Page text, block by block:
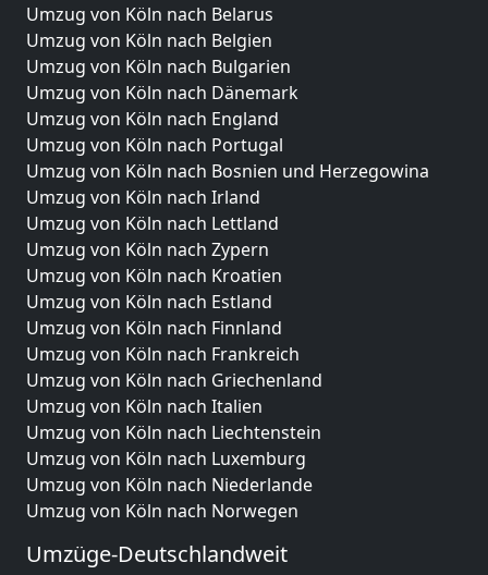
Umzug von Köln nach Belarus
Umzug von Köln nach Belgien
Umzug von Köln nach Bulgarien
Umzug von Köln nach Dänemark
Umzug von Köln nach England
Umzug von Köln nach Portugal
Umzug von Köln nach Bosnien und Herzegowina
Umzug von Köln nach Irland
Umzug von Köln nach Lettland
Umzug von Köln nach Zypern
Umzug von Köln nach Kroatien
Umzug von Köln nach Estland
Umzug von Köln nach Finnland
Umzug von Köln nach Frankreich
Umzug von Köln nach Griechenland
Umzug von Köln nach Italien
Umzug von Köln nach Liechtenstein
Umzug von Köln nach Luxemburg
Umzug von Köln nach Niederlande
Umzug von Köln nach Norwegen
Umzüge-Deutschlandweit